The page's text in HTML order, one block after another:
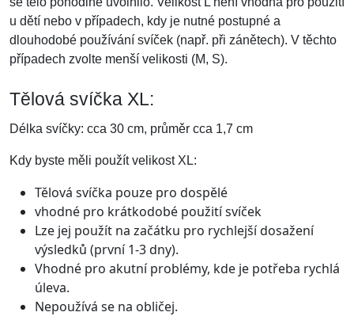
u dětí nebo v případech, kdy je nutné postupné a
dlouhodobé používání svíček (např. při zánětech). V těchto
případech zvolte menší velikosti (M, S).
Tělová svíčka XL:
Délka svíčky: cca 30 cm, průměr cca 1,7 cm
Kdy byste měli použít velikost XL:
Tělová svíčka pouze pro dospělé
vhodné pro krátkodobé použití svíček
Lze jej použít na začátku pro rychlejší dosažení
výsledků (první 1-3 dny).
Vhodné pro akutní problémy, kde je potřeba rychlá
úleva.
Nepoužívá se na obličej.